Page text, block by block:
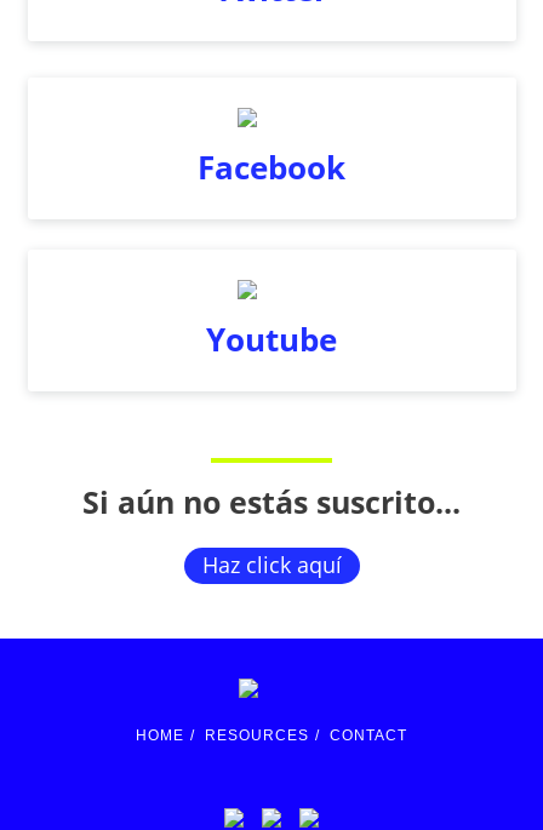
Facebook
Youtube
Si aún no estás suscrito...
Haz click aquí
HOME / RESOURCES / CONTACT